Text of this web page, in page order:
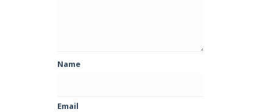
Name
Email